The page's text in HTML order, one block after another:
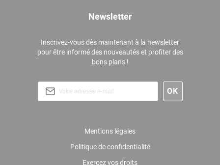
Newsletter
Inscrivez-vous dès maintenant à la newsletter
pour être informé des nouveautés et profiter des
bons plans !
Mentions légales
Politique de confidentialité
Exercez vos droits